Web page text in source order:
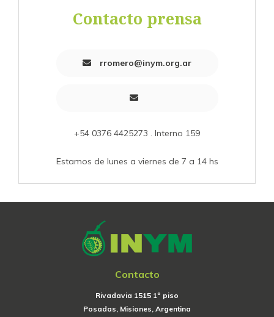
Contacto prensa
rromero@inym.org.ar
+54 0376 4425273 . Interno 159
Estamos de lunes a viernes de 7 a 14 hs
Contacto
Rivadavia 1515 1º piso
Posadas, Misiones, Argentina